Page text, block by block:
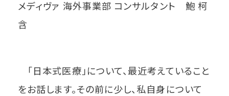
メディヴァ 海外事業部 コンサルタント 鮑 柯
含
「日本式医療」について、最近考えていること
をお話します。その前に少し、私自身について